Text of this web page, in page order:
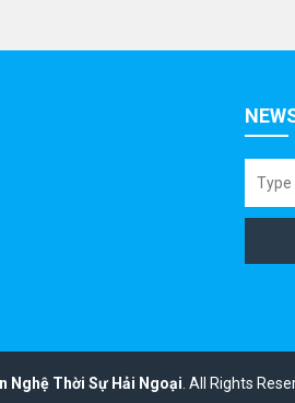
Nghệ Thời Sự Hải Ngoại All Rights